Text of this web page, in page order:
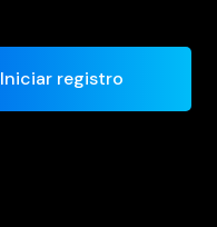
Iniciar registro